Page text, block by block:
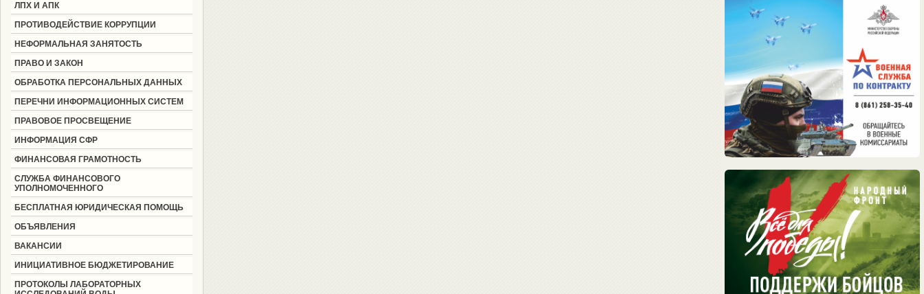
ЛПХ И АПК
ПРОТИВОДЕЙСТВИЕ КОРРУПЦИИ
НЕФОРМАЛЬНАЯ ЗАНЯТОСТЬ
ПРАВО И ЗАКОН
ОБРАБОТКА ПЕРСОНАЛЬНЫХ ДАННЫХ
ПЕРЕЧНИ ИНФОРМАЦИОННЫХ СИСТЕМ
ПРАВОВОЕ ПРОСВЕЩЕНИЕ
ИНФОРМАЦИЯ СФР
ФИНАНСОВАЯ ГРАМОТНОСТЬ
СЛУЖБА ФИНАНСОВОГО
УПОЛНОМОЧЕННОГО
БЕСПЛАТНАЯ ЮРИДИЧЕСКАЯ ПОМОЩЬ
ОБЪЯВЛЕНИЯ
ВАКАНСИИ
ИНИЦИАТИВНОЕ БЮДЖЕТИРОВАНИЕ
ПРОТОКОЛЫ ЛАБОРАТОРНЫХ